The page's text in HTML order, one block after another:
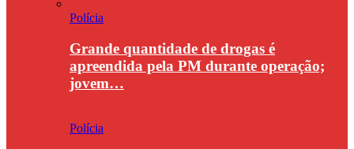
Polícia
Grande quantidade de drogas é
apreendida pela PM durante operação;
jovem…
Polícia